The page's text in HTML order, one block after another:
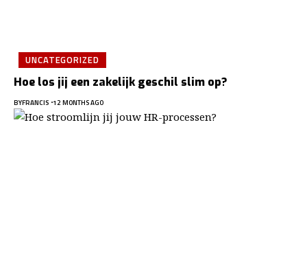
UNCATEGORIZED
Hoe los jij een zakelijk geschil slim op?
BYFRANCIS 12 MONTHS AGO